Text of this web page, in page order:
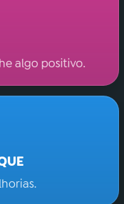
algo positivo.